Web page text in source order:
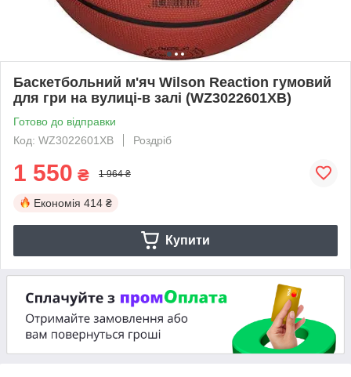
Баскетбольний м'яч Wilson Reaction гумовий
для гри на вулиці-в залі (WZ3022601XB)
Готово до відправки
Код: WZ3022601XB
Роздріб
1 550 ₴ 1 964 ₴
Економія 414 ₴
Купити